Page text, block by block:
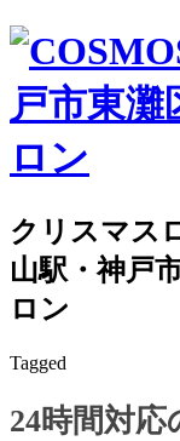
クリスマス
山駅・神戸
ロン
Tagged
24時間対